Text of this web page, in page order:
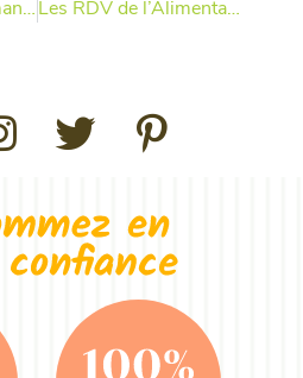
Fêtes pascales : je mange local ! Les RDV de l’Alimentation : une semaine riche en animations chez Hop’la